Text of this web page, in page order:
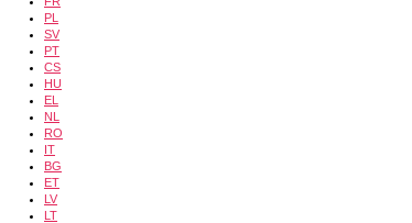
PL
SV
PT
CS
HU
EL
NL
RO
IT
BG
ET
LV
LT